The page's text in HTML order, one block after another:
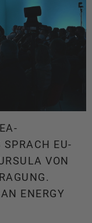
SPRACH EU-
VON
ENERGY